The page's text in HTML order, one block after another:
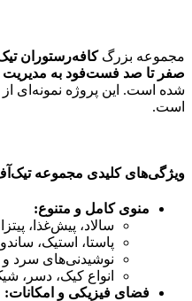
مجموعه بزرگ کافه‌رستوران
صفر تا صد فست‌فود به
شده است. این پروژه نمونه‌ای
است.
ویژگی‌های کلیدی مجموعه
منوی کامل و متنوع:
سالاد، پیش‌غذا،
پاستا، استیک،
نوشیدنی‌های سرد
انواع کیک، دسر،
فضای فیزیکی و امکانات: